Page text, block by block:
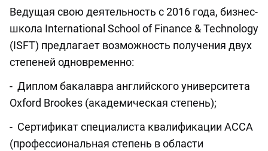
Ведущая свою деятельность с 2016 года, бизнес-
школа International School of Finance & Technology
(ISFT) предлагает возможность получения двух
степеней одновременно:
‐ Диплом бакалавра английского университета
Oxford Brookes (академическая степень);
‐ Сертификат специалиста квалификации АССА
(профессиональная степень в области